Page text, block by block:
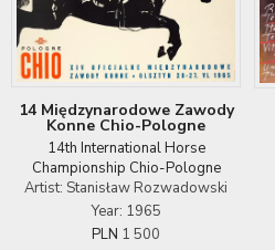
14 Międzynarodowe Zawody
Konne Chio-Pologne
14th International Horse
Championship Chio-Pologne
Artist: Stanisław Rozwadowski
Year: 1965
PLN 1 500